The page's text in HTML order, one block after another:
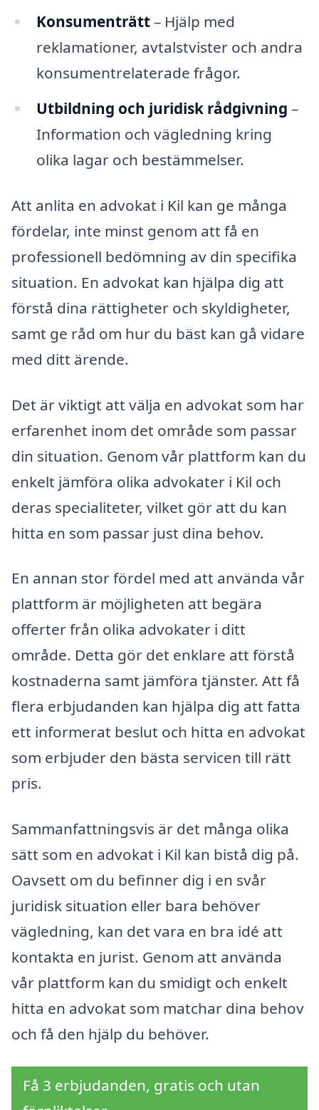
Konsumenträtt– Hjälp med
reklamationer, avtalstvister och andra
konsumentrelaterade frågor.
Utbildning och juridisk rådgivning –
Information och vägledning kring
olika lagar och bestämmelser.
Att anlita en advokat i Kil kan ge många
fördelar, inte minst genom att få en
professionell bedömning av din specifika
situation. En advokat kan hjälpa dig att
förstå dina rättigheter och skyldigheter,
samt ge råd om hur du bäst kan gå vidare
med ditt ärende.
Det är viktigt att välja en advokat som har
erfarenhet inom det område som passar
din situation. Genom vår plattform kan du
enkelt jämföra olika advokater i Kil och
deras specialiteter, vilket gör att du kan
hitta en som passar just dina behov.
En annan stor fördel med att använda vår
plattform är möjligheten att begära
offerter från olika advokater i ditt
område. Detta gör det enklare att förstå
kostnaderna samt jämföra tjänster. Att få
flera erbjudanden kan hjälpa dig att fatta
ett informerat beslut och hitta en advokat
som erbjuder den bästa servicen till rätt
pris.
Sammanfattningsvis är det många olika
sätt som en advokat i Kil kan bistå dig på.
Oavsett om du befinner dig i en svår
juridisk situation eller bara behöver
vägledning, kan det vara en bra idé att
kontakta en jurist. Genom att använda
vår plattform kan du smidigt och enkelt
hitta en advokat som matchar dina behov
och få den hjälp du behöver.
Få 3 erbjudanden, gratis och utan